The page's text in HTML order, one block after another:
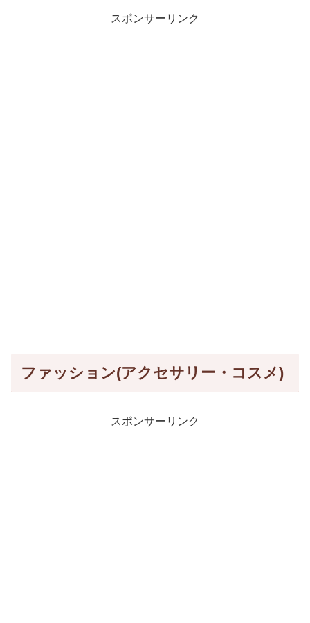
スポンサーリンク
ファッション(アクセサリー・コスメ)
スポンサーリンク